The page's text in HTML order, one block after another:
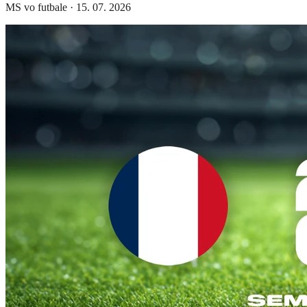
MS vo futbale · 15. 07. 2026